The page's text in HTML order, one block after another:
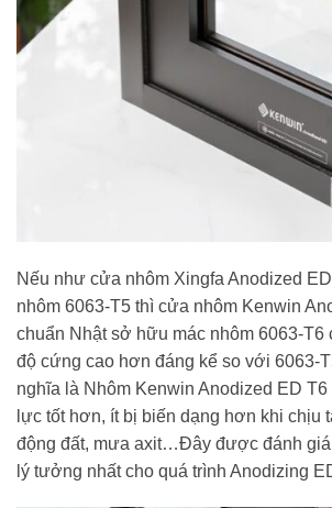
Nếu như cửa nhôm Xingfa Anodized
nhôm 6063-T5 thì cửa nhôm Kenwin
chuẩn Nhật sở hữu mác nhôm 6063-T6
độ cứng cao hơn đáng kể so với 6063-
nghĩa là Nhôm Kenwin Anodized ED
lực tốt hơn, ít bị biến dạng hơn khi chịu
động đất, mưa axit…Đây được đánh
lý tưởng nhất cho quá trình Anodizing